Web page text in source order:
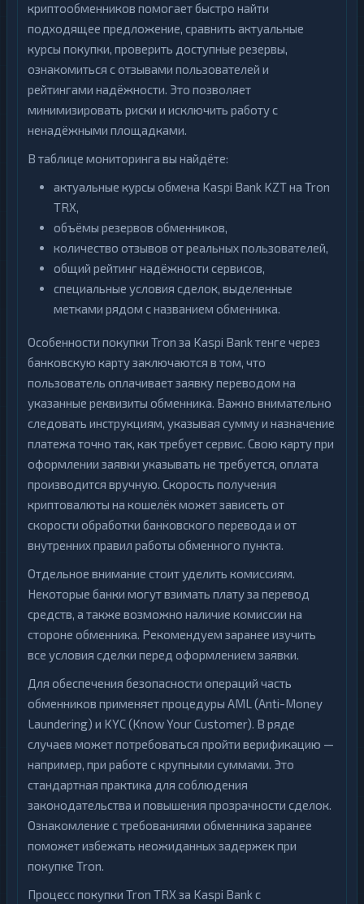
криптообменников помогает быстро найти
подходящее предложение, сравнить актуальные
курсы покупки, проверить доступные резервы,
ознакомиться с отзывами пользователей и
рейтингами надёжности. Это позволяет
минимизировать риски и исключить работу с
ненадёжными площадками.
В таблице мониторинга вы найдёте:
актуальные курсы обмена Kaspi Bank KZT на Tron
TRX,
объёмы резервов обменников,
количество отзывов от реальных пользователей,
общий рейтинг надёжности сервисов,
специальные условия сделок, выделенные
метками рядом с названием обменника.
Особенности покупки Tron за Kaspi Bank тенге через
банковскую карту заключаются в том, что
пользователь оплачивает заявку переводом на
указанные реквизиты обменника. Важно внимательно
следовать инструкциям, указывая сумму и назначение
платежа точно так, как требует сервис. Свою карту при
оформлении заявки указывать не требуется, оплата
производится вручную. Скорость получения
криптовалюты на кошелёк может зависеть от
скорости обработки банковского перевода и от
внутренних правил работы обменного пункта.
Отдельное внимание стоит уделить комиссиям.
Некоторые банки могут взимать плату за перевод
средств, а также возможно наличие комиссии на
стороне обменника. Рекомендуем заранее изучить
все условия сделки перед оформлением заявки.
Для обеспечения безопасности операций часть
обменников применяет процедуры AML (Anti-Money
Laundering) и KYC (Know Your Customer). В ряде
случаев может потребоваться пройти верификацию —
например, при работе с крупными суммами. Это
стандартная практика для соблюдения
законодательства и повышения прозрачности сделок.
Ознакомление с требованиями обменника заранее
поможет избежать неожиданных задержек при
покупке Tron.
Процесс покупки Tron TRX за Kaspi Bank с